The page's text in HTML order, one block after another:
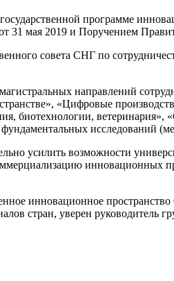
программе
31 мая 2019 и Поручением
совета СНГ по
направлений
«Цифровые
биотехнологии,
исследований
усилить возможности
инновационных
инновационное
стран, уверен руководитель